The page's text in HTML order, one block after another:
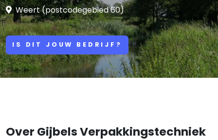
Weert (postcodegebied 60)
IS DIT JOUW BEDRIJF?
Over Gijbels Verpakkingstechniek